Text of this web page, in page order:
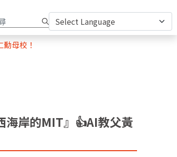
母校！
岸的MIT』👍AI教父黃